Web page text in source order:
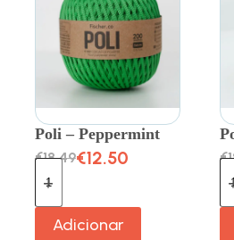
Poli – Peppermint
€18.49€12.50
Adicionar
€